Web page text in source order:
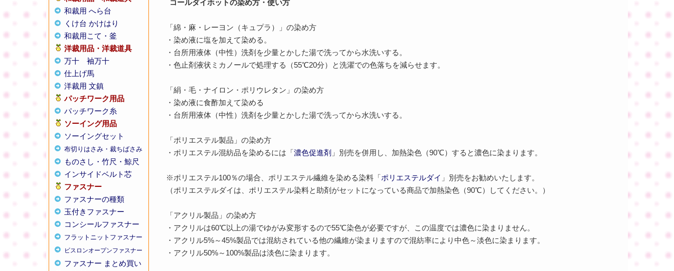
和裁用 へら台
くけ台 かけはり
和裁用こて・釜
洋裁用品・洋裁道具
万十
袖万十
仕上げ馬
洋裁用 文鎮
パッチワーク用品
パッチワーク糸
ソーイング用品
ソーイングセット
布切りはさみ・裁ちばさみ
ものさし・竹尺・鯨尺
インサイドベルト芯
ファスナー
ファスナーの種類
玉付きファスナー
コンシールファスナー
フラットニットファスナー
ビスロンオープンファスナー
ファスナー まとめ買い
コールダイホットの染め方・使い方
「綿・麻・レーヨン（キュプラ）」の染め方
・染め液に塩を加えて染める。
・台所用液体（中性）洗剤を少量とかした湯で洗ってから水洗いする。
・色止剤液状ミカノールで処理する（55℃20分）と洗濯での色落ちを減らせます。
「絹・毛・ナイロン・ポリウレタン」の染め方
・染め液に食酢加えて染める
・台所用液体（中性）洗剤を少量とかした湯で洗ってから水洗いする。
「ポリエステル製品」の染め方
・ポリエステル混紡品を染めるには「濃色促進剤 」別売を併用し、加熱染色（90℃）すると濃色に染まります。
※ポリエステル100％の場合、ポリエステル繊維を染める染料「ポリエステルダイ 」別売をお勧めいたします。
（ポリエステルダイは、ポリエステル染料と助剤がセットになっている商品で加熱染色（90℃）してください。）
「アクリル製品」の染め方
・アクリルは60℃以上の湯でゆがみ変形するので55℃染色が必要ですが、この温度では濃色に染まりません。
・アクリル5%～45%製品では混紡されている他の繊維が染まりますので混紡率により中色～淡色に染まります。
・アクリル50%～100%製品は淡色に染まります。